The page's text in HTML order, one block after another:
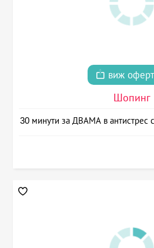
виж
Шопинг
30 минути за ДВАМА в антистрес